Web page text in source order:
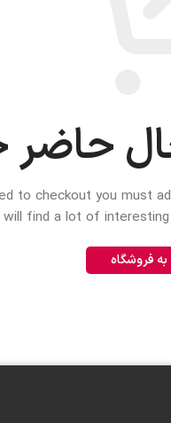
to checkout you must
will find a lot of interesting
فروشگاه